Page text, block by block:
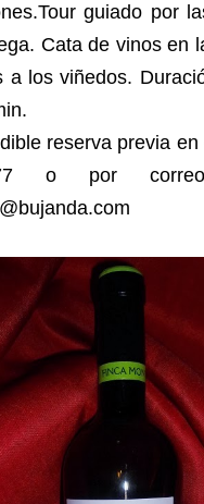
guiado por
Cata de vinos en
a los viñedos.
reserva previa
o por correo